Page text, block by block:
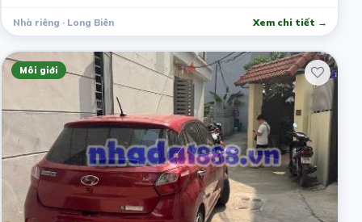
Nhà riêng · Long Biên Xem chi tiết →
Môi giới